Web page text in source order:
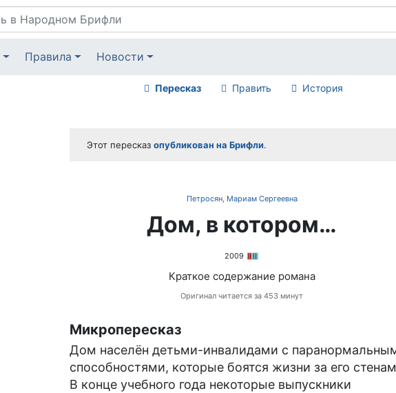
Правила Новости
Пересказ Править История
Этот пересказ опубликован на Брифли.
Петросян, Мариам Сергеевна
Дом, в котором…
2009
Краткое содержание романа
Оригинал читается за 453 минут
Микропересказ
Дом населён детьми-инвалидами с
способностями, которые боятся жизни за его
В конце учебного года некоторые выпускники